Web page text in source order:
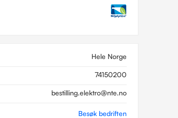
Hele Norge
74150200
bestilling.elektro@nte.no
Besøk bedriften